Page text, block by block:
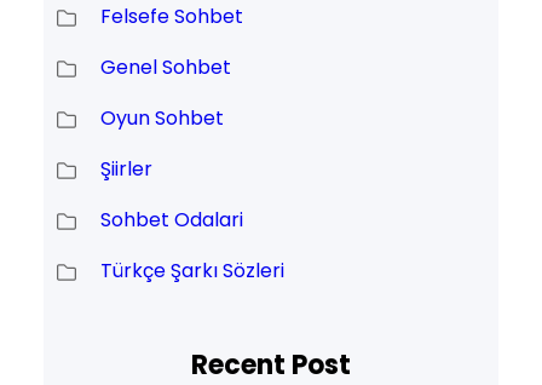
Felsefe Sohbet
Genel Sohbet
Oyun Sohbet
Şiirler
Sohbet Odalari
Türkçe Şarkı Sözleri
Recent Post